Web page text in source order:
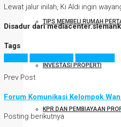
TIPS MEMBELI RUMAH
INVESTASI PROPERTI
KPR DAN PEMBIAYAAN
Lewat jalur inilah, Ki Aldi ingin
Disadur dari
Tags
Prev Post
Forum Komunikasi Kelompok
Posting berikutnya